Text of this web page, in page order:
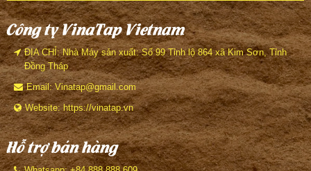
Công ty VinaTap Vietnam
ĐỊA CHỈ: Nhà Máy sản xuất: Số 99 Tỉnh lộ 864 xã Kim Sơn, Tỉnh
Đồng Tháp
Email: Vinatap@gmail.com
Website: https://vinatap.vn
Hỗ trợ bán hàng